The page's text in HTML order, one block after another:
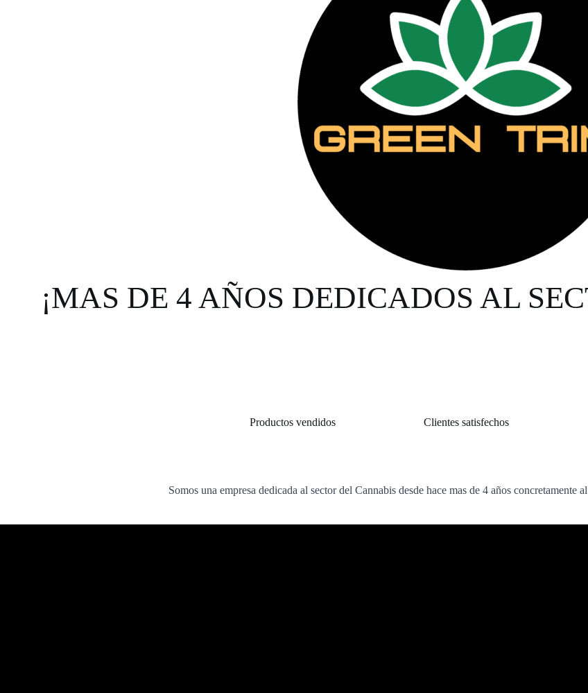
¡MAS DE 4 AÑOS DEDICADOS AL
Productos vendidos Clientes satisfechos
Somos una empresa dedicada al sector del Cannabis desde hace mas de 4 años